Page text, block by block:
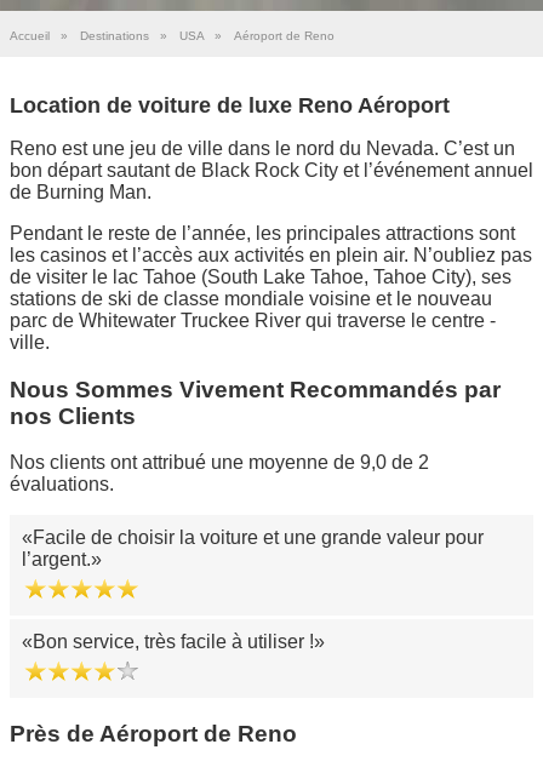
Accueil » Destinations » USA » Aéroport de Reno
Location de voiture de luxe Reno Aéroport
Reno est une jeu de ville dans le nord du Nevada. C’est un
bon départ sautant de Black Rock City et l’événement annuel
de Burning Man.
Pendant le reste de l’année, les principales attractions sont
les casinos et l’accès aux activités en plein air. N’oubliez pas
de visiter le lac Tahoe (South Lake Tahoe, Tahoe City), ses
stations de ski de classe mondiale voisine et le nouveau
parc de Whitewater Truckee River qui traverse le centre -
ville.
Nous Sommes Vivement Recommandés par
nos Clients
Nos clients ont attribué une moyenne de 9,0 de 2
évaluations.
Facile de choisir la voiture et une grande valeur pour
l’argent.
Bon service, très facile à utiliser !
Près de Aéroport de Reno